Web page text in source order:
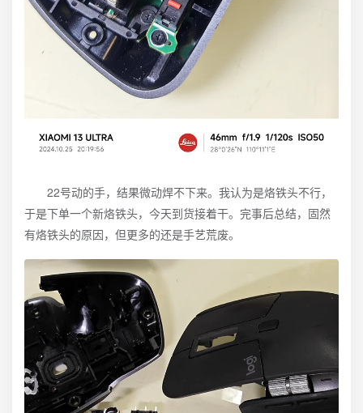
22号动的手，结果微动焊不下来。我认为是烙铁头不行，
于是下单一个新烙铁头，今天到货接着干。完事后总结，固然
有烙铁头的原因，但更多的还是手艺荒废。